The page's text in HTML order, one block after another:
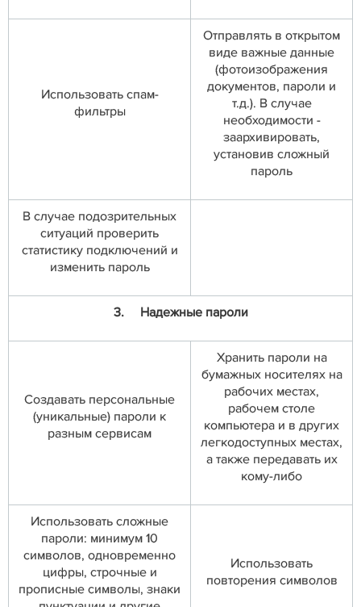
Использовать спам-
фильтры
Отправлять в открытом
виде важные данные
(фотоизображения
документов, пароли и
т.д.). В случае
необходимости -
заархивировать,
установив сложный
пароль
В случае подозрительных
ситуаций проверить
статистику подключений и
изменить пароль
3. Надежные пароли
Создавать персональные
(уникальные) пароли к
разным сервисам
Хранить пароли на
бумажных носителях на
рабочих местах,
рабочем столе
компьютера и в других
легкодоступных местах,
а также передавать их
кому-либо
Использовать сложные
пароли: минимум 10
символов, одновременно
цифры, строчные и
прописные символы, знаки
Использовать
повторения символов